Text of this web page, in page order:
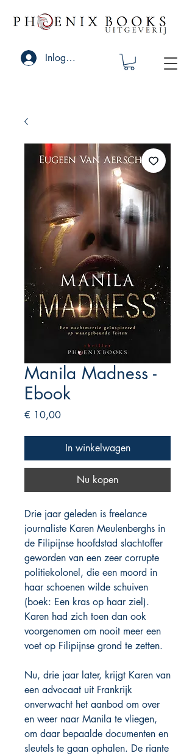
Inloggen
Manila Madness -
Ebook
€ 10,00Prijs
In winkelwagen
Nu kopen
Drie jaar geleden is freelance
journaliste Karen Meulenberghs in
de Filipijnse hoofdstad slachtoffer
geworden van een zeer corrupte
politiekolonel, die een moord in
haar schoenen wilde schuiven
(boek: Een kras op haar ziel).
Karen had zich toen dan ook
voorgenomen om nooit meer een
voet op Filipijnse grond te zetten.
Nu, drie jaar later, krijgt Karen van
een advocaat uit Frankrijk
onverwacht het aanbod om over
en weer naar Manila te vliegen,
om daar bepaalde documenten en
sleutels te gaan ophalen. De riante